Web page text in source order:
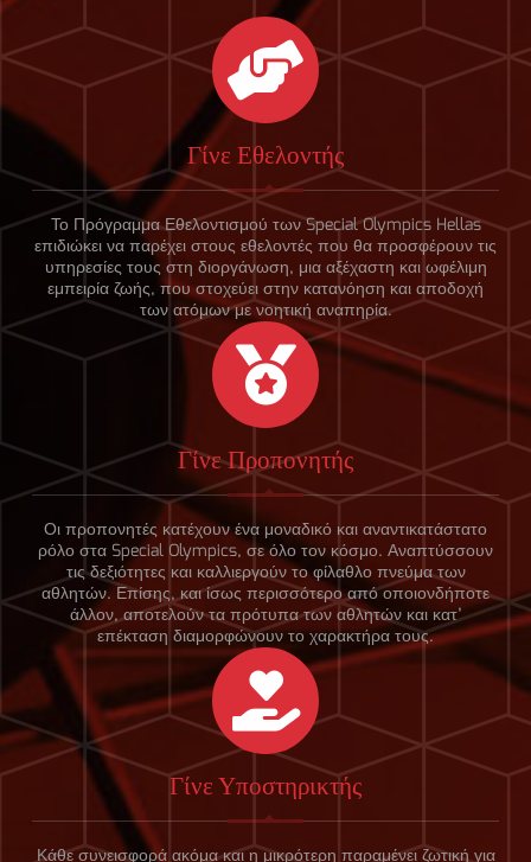
Γίνε Εθελοντής
Το Πρόγραμμα Εθελοντισμού των Special Olympics Hellas
επιδιώκει να παρέχει στους εθελοντές που θα προσφέρουν τις
υπηρεσίες τους στη διοργάνωση, μια αξέχαστη και ωφέλιμη
εμπειρία ζωής, που στοχεύει στην κατανόηση και αποδοχή
των ατόμων με νοητική αναπηρία.
Γίνε Προπονητής
Οι προπονητές κατέχουν ένα μοναδικό και αναντικατάστατο
ρόλο στα Special Olympics, σε όλο τον κόσμο. Αναπτύσσουν
τις δεξιότητες και καλλιεργούν το φίλαθλο πνεύμα των
αθλητών. Επίσης, και ίσως περισσότερο από οποιονδήποτε
άλλον, αποτελούν τα πρότυπα των αθλητών και κατ’
επέκταση διαμορφώνουν το χαρακτήρα τους.
Γίνε Υποστηρικτής
Κάθε συνεισφορά ακόμα και η μικρότερη παραμένει ζωτική για